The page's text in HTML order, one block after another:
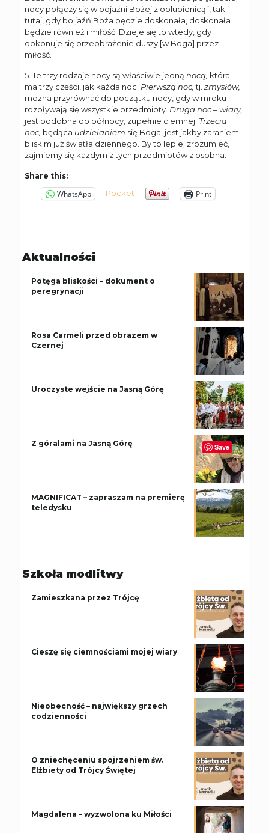
nocy połączy się w bojaźni Bożej z oblubienicą”, tak i
tutaj, gdy bo jaźń Boża będzie doskonała, doskonała
będzie również i miłość. Dzieje się to wtedy, gdy
dokonuje się przeobrażenie duszy [w Boga] przez
miłość.
5. Te trzy rodzaje nocy są właściwie jedną nocą, która
ma trzy części, jak każda noc. Pierwszą noc, tj. zmysłów,
można przyrównać do początku nocy, gdy w mroku
rozpływają się wszystkie przedmioty. Druga noc – wiary,
jest podobna do północy, zupełnie ciemnej. Trzecia
noc, będąca udzielaniem się Boga, jest jakby zaraniem
bliskim już światła dziennego. By to lepiej zrozumieć,
zajmiemy się każdym z tych przedmiotów z osobna.
Share this:
WhatsApp Pocket Print
Aktualności
Potęga bliskości – dokument o
peregrynacji
Rosa Carmeli przed obrazem w
Czernej
Uroczyste wejście na Jasną Górę
Z góralami na Jasną Górę
MAGNIFICAT – zapraszam na premierę
teledysku
Szkoła modlitwy
Zamieszkana przez Trójcę
Cieszę się ciemnościami mojej wiary
Nieobecność – największy grzech
codzienności
O zniechęceniu spojrzeniem św.
Elżbiety od Trójcy Świętej
Magdalena – wyzwolona ku Miłości
Save